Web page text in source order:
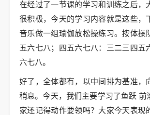
在经过了一节课的学习和训练之后，
很积极，今天的学习内容就是这些，
音乐做一组瑜伽放松操练习。按体操
五六七八；四五六七八：三二三四五
六七八。
好了，全体都有，以中间排为基准，
稍息。今天，我们主要学习了鱼跃 前
家还记得动作要领吗？大家今天表现